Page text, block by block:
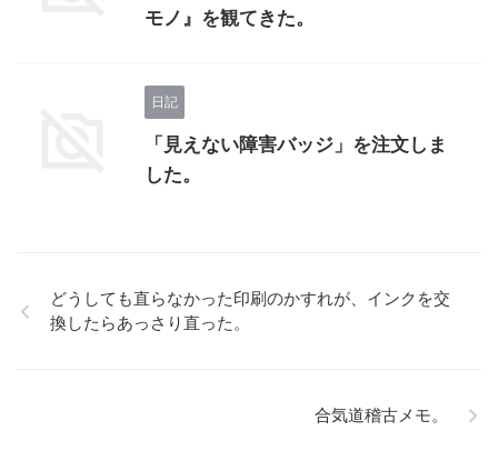
モノ』を観てきた。
日記
「見えない障害バッジ」を注文しま
した。
どうしても直らなかった印刷のかすれが、インクを交
換したらあっさり直った。
合気道稽古メモ。